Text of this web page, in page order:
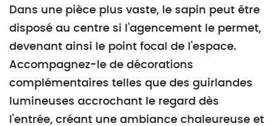
Dans une pièce plus vaste, le sapin peut être
disposé au centre si l'agencement le permet,
devenant ainsi le point focal de l'espace.
Accompagnez-le de décorations
complémentaires telles que des guirlandes
lumineuses accrochant le regard dès
l'entrée, créant une ambiance chaleureuse et